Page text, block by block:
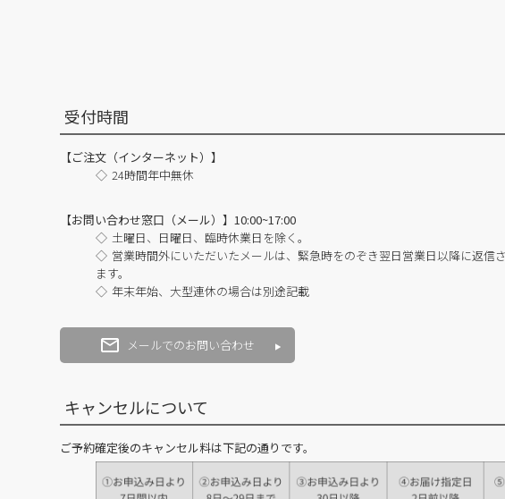
受付時間
【ご注文（インターネット）】
24時間年中無休
【お問い合わせ窓口（メール）】10:00~17:00
土曜日、日曜日、臨時休業日を除く。
営業時間外にいただいたメールは、緊急時をのぞき翌日営業日以降に返信
ます。
年末年始、大型連休の場合は別途記載
メールでのお問い合わせ
キャンセルについて
ご予約確定後のキャンセル料は下記の通りです。